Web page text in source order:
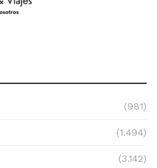
(981)
(1.494)
(3.142)